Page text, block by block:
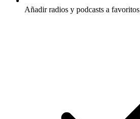
Añadir radios y podcasts a favoritos